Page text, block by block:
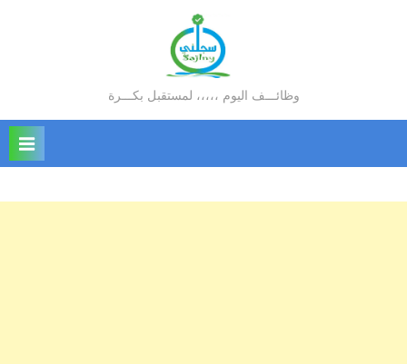
سجلني
وظائـــف اليوم ،،،،، لمستقبل بكـــرة